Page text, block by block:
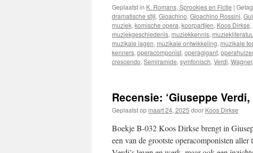
Geplaatst in K. Romans, Sprookjes en Fictie |
dramatische stijl, Gioachino, Gioachino Rossini,
muziek, komische opera, koorpartijen, Koos Dirkse,
muziekgeschiedenis, muziekkennis,
muzikale lagen, muzikale ontwikkeling, muzikale
kenners, operacomponist, operagigant,
crescendo, Semiramide, symfonisch, Verdi, Wagner,
Recensie: ‘Giuseppe
Geplaatst op maart 24, 2025 door Koos Dirkse
Boekje B-032 Koos Dirkse brengt in
een van de grootste operacomponisten